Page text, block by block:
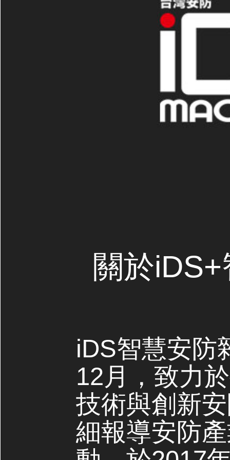
關於
iDS智慧安防
12月，致力
技術與創新
細報導安防